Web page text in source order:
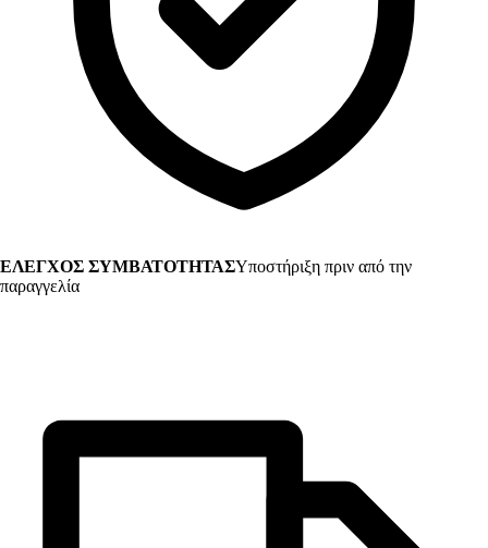
ΕΛΕΓΧΟΣ ΣΥΜΒΑΤΟΤΗΤΑΣΥποστήριξη πριν από την
παραγγελία